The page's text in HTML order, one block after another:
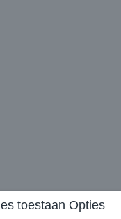
toestaan Opties